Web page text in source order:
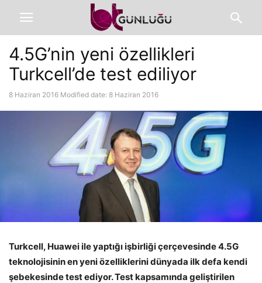
4.5G’nin yeni özellikleri
Turkcell’de test ediliyor
8 Haziran 2016 Modified date: 8 Haziran 2016
Turkcell, Huawei ile yaptığı işbirliği çerçevesinde 4.5G
teknolojisinin en yeni özelliklerini dünyada ilk defa kendi
şebekesinde test ediyor. Test kapsamında geliştirilen